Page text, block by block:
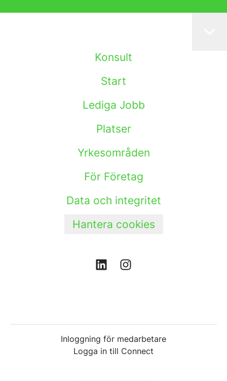
Konsult
Start
Lediga Jobb
Platser
Yrkesområden
För Företag
Data och integritet
Hantera cookies
Inloggning för medarbetare
Logga in till Connect